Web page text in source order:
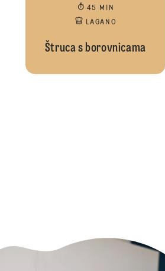
45 MIN
LAGANO
Štruca s borovnicama